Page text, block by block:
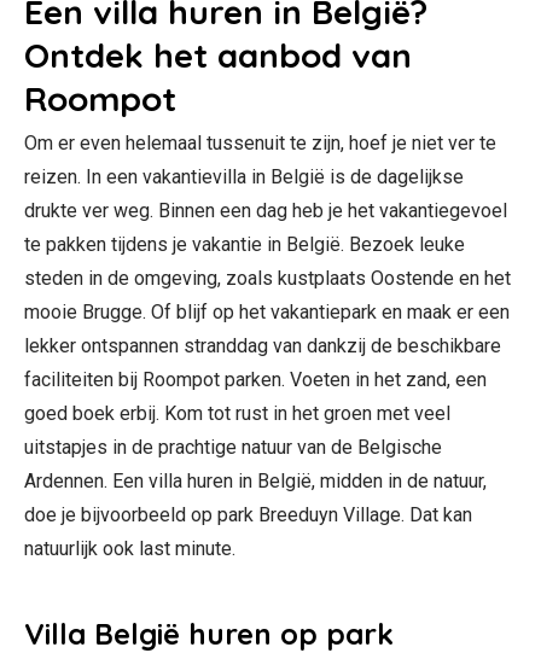
Een villa huren in België?
Ontdek het aanbod van
Roompot
Om er even helemaal tussenuit te zijn, hoef je niet ver te
reizen. In een vakantievilla in België is de dagelijkse
drukte ver weg. Binnen een dag heb je het vakantiegevoel
te pakken tijdens je vakantie in België. Bezoek leuke
steden in de omgeving, zoals kustplaats Oostende en het
mooie Brugge. Of blijf op het vakantiepark en maak er een
lekker ontspannen stranddag van dankzij de beschikbare
faciliteiten bij Roompot parken. Voeten in het zand, een
goed boek erbij. Kom tot rust in het groen met veel
uitstapjes in de prachtige natuur van de Belgische
Ardennen. Een villa huren in België, midden in de natuur,
doe je bijvoorbeeld op park Breeduyn Village. Dat kan
natuurlijk ook last minute.
Villa België huren op park